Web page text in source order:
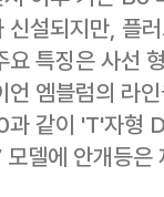
설되지만, 플
특징은 사선
언 엠블럼의 라
같이 'T'자형
델에 안개등은